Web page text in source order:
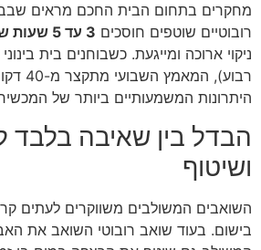
מחקרים בתחום הבית החכם מראים
רובוטיים שוטפים חוסכים 3 עד 5 שעות שבועיות
רבוע),
היתרונות המשמעותיים ביותר של
הבדל בין שאיבה בלבד
ושיטוף
השואבים המשולבים משווקרים לעתים
בישום. בעוד שואב רובוטי השואב את